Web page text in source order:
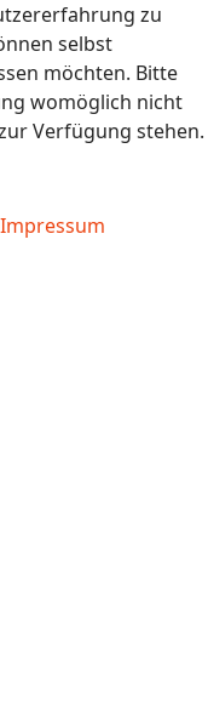
zu
selbst
möchten. Bitte
womöglich nicht
Verfügung stehen.
Impressum